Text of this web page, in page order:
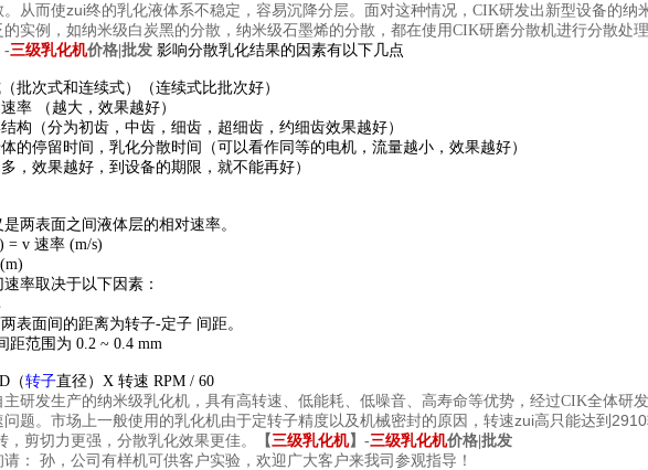
从而使zui终的乳化液体系不稳定，容易沉降分层。面对这种情况， CIK研发出新型设备的纳
实例，如纳米级白炭黑的分散，纳米级石墨烯的分散，都在使用CIK研磨分散机进行分散处理
-三级乳化机价格|批发 影响分散乳化结果的因素有以下几点
批次式和连续式）（连续式比批次好）
率 （越大，效果越好）
构（分为初齿，中齿，细齿，超细齿，约细齿效果越好）
的停留时间，乳化分散时间（可以看作同等的电机，流量越小，效果越好）
，效果越好，到设备的期限，就不能再好）
两表面之间液体层的相对速率。
= v 速率 (m/s)
率取决于以下因素：
表面间的距离为转子-定子 间距。
距范围为 0.2 ~ 0.4 mm
（转子直径）X 转速 RPM / 60
主研发生产的纳米级乳化机，具有高转速、低能耗、低噪音、高寿命等优势，经过CIK全体研
问题。市场上一般使用的乳化机由于定转子精度以及机械密封的原因，转速zui高只能达到
，剪切力更强，分散乳化效果更佳。
【三级乳化机】-三级乳化机价格|批发
：
孙，公司有样机可供客户实验，欢迎广大客户来我司参观指导！